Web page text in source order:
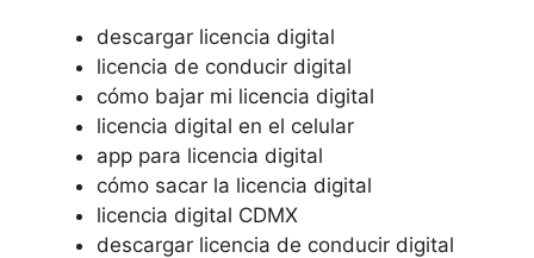
descargar licencia digital
licencia de conducir digital
cómo bajar mi licencia digital
licencia digital en el celular
app para licencia digital
cómo sacar la licencia digital
licencia digital CDMX
descargar licencia de conducir digital